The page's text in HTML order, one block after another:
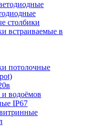
столбики
встраиваемые в
потолочные
водоёмов
IP67